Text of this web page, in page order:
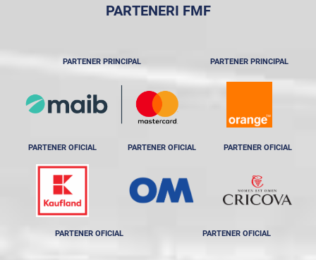
PARTENERI FMF
PARTENER PRINCIPAL PARTENER PRINCIPAL
PARTENER OFICIAL PARTENER OFICIAL PARTENER OFICIAL
PARTENER OFICIAL PARTENER OFICIAL